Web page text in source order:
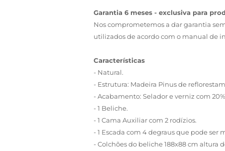
Garantia 6 meses - exclusiva para
Nos comprometemos a dar garantia
utilizados de acordo com o manual de
Características
- Natural.
- Estrutura: Madeira Pinus de
- Acabamento: Selador e verniz com
- 1 Beliche.
- 1 Cama Auxiliar com 2 rodízios.
- 1 Escada com 4 degraus que pode ser
- Colchões do beliche 188x88 cm altura